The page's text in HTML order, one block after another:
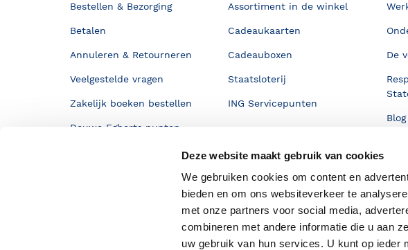
Deze website maakt gebruik van cookies
We gebruiken cookies om content en
bieden en om ons websiteverkeer te
met onze partners voor social media,
combineren met andere informatie die u aan
uw gebruik van hun services. U kunt op ieder
Bestellen & Bezorging
Betalen
Annuleren & Retourneren
Veelgestelde vragen
Zakelijk boeken bestellen
Douwe Egberts punten
Assortiment in de winkel
Cadeaukaarten
Cadeauboxen
Staatsloterij
ING Servicepunten
De
Blog